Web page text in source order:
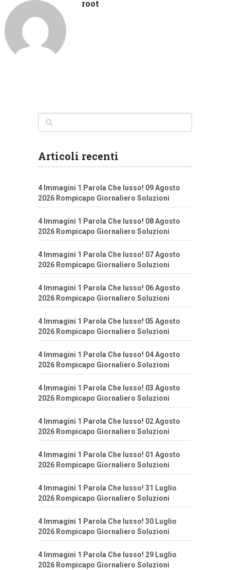
root
Articoli recenti
4 Immagini 1 Parola Che lusso! 09 Agosto
2026 Rompicapo Giornaliero Soluzioni
4 Immagini 1 Parola Che lusso! 08 Agosto
2026 Rompicapo Giornaliero Soluzioni
4 Immagini 1 Parola Che lusso! 07 Agosto
2026 Rompicapo Giornaliero Soluzioni
4 Immagini 1 Parola Che lusso! 06 Agosto
2026 Rompicapo Giornaliero Soluzioni
4 Immagini 1 Parola Che lusso! 05 Agosto
2026 Rompicapo Giornaliero Soluzioni
4 Immagini 1 Parola Che lusso! 04 Agosto
2026 Rompicapo Giornaliero Soluzioni
4 Immagini 1 Parola Che lusso! 03 Agosto
2026 Rompicapo Giornaliero Soluzioni
4 Immagini 1 Parola Che lusso! 02 Agosto
2026 Rompicapo Giornaliero Soluzioni
4 Immagini 1 Parola Che lusso! 01 Agosto
2026 Rompicapo Giornaliero Soluzioni
4 Immagini 1 Parola Che lusso! 31 Luglio
2026 Rompicapo Giornaliero Soluzioni
4 Immagini 1 Parola Che lusso! 30 Luglio
2026 Rompicapo Giornaliero Soluzioni
4 Immagini 1 Parola Che lusso! 29 Luglio
2026 Rompicapo Giornaliero Soluzioni